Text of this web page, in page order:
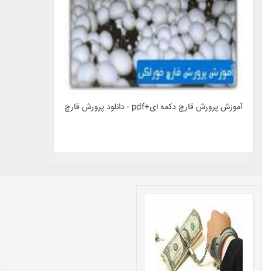
آموزش پرورش قارچ دکمه ای+pdf - دانلود پرورش قارچ